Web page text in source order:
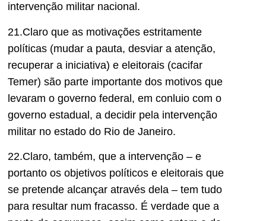
intervenção militar nacional.
21.Claro que as motivações estritamente
políticas (mudar a pauta, desviar a atenção,
recuperar a iniciativa) e eleitorais (cacifar
Temer) são parte importante dos motivos que
levaram o governo federal, em conluio com o
governo estadual, a decidir pela intervenção
militar no estado do Rio de Janeiro.
22.Claro, também, que a intervenção – e
portanto os objetivos políticos e eleitorais que
se pretende alcançar através dela – tem tudo
para resultar num fracasso. É verdade que a